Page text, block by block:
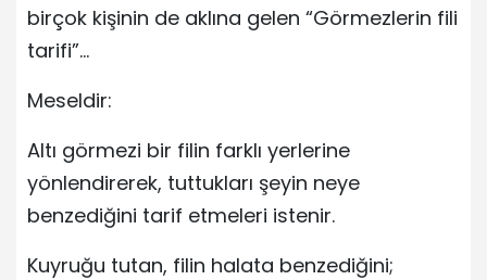
birçok kişinin de aklına gelen “Görmezlerin fili
tarifi”…
Meseldir:
Altı görmezi bir filin farklı yerlerine
yönlendirerek, tuttukları şeyin neye
benzediğini tarif etmeleri istenir.
Kuyruğu tutan, filin halata benzediğini;